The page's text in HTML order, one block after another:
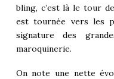
bling, c’est là le tour
est tournée vers les
signature des
maroquinerie.
On note une nette